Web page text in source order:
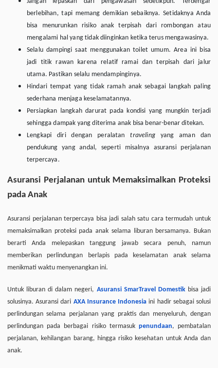
berlebihan, tapi memang demikian sebaiknya. Setidaknya Anda
bisa menurunkan risiko anak terpisah dari rombongan atau
mengalami hal yang tidak diinginkan ketika terus mengawasinya.
Selalu dampingi saat menggunakan toilet umum. Area ini bisa
jadi titik rawan karena relatif ramai dan terpisah dari jalur
utama. Pastikan selalu mendampinginya.
Hindari tempat yang tidak ramah anak sebagai langkah paling
sederhana menjaga keselamatannya.
Persiapkan langkah darurat pada kondisi yang mungkin terjadi
sehingga dampak yang diterima anak bisa benar-benar ditekan.
Lengkapi diri dengan peralatantravelingyang aman dan
pendukung yang andal, seperti misalnya asuransi perjalanan
terpercaya.
Asuransi Perjalanan untuk Memaksimalkan Proteksi
pada Anak
Asuransi perjalanan terpercaya bisa jadi salah satu cara termudah untuk
memaksimalkan proteksi pada anak selama liburan bersamanya. Bukan
berarti Anda melepaskan tanggung jawab secara penuh, namun
memberikan perlindungan berlapis pada keselamatan anak selama
menikmati waktu menyenangkan ini.
Untuk liburan di dalam negeri, Asuransi SmarTravel Domestikbisa jadi
solusinya. Asuransi dari AXA Insurance Indonesia ini hadir sebagai solusi
perlindungan selama perjalanan yang praktis dan menyeluruh, dengan
perlindungan pada berbagai risiko termasuk penundaan, pembatalan
perjalanan, kehilangan barang, hingga risiko kesehatan untuk Anda dan
anak.